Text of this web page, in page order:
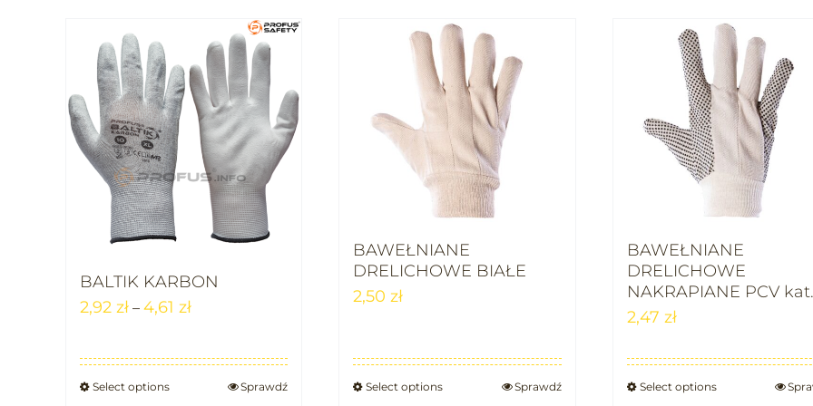
BALTIK KARBON
2,92 zł – 4,61 zł
Select options Sprawdź
BAWEŁNIANE
DRELICHOWE BIAŁE
2,50zł
Select options Sprawdź
BAWEŁNIANE
DRELICHOWE
NAKRAPIANE PCV
2,47 zł
Select options